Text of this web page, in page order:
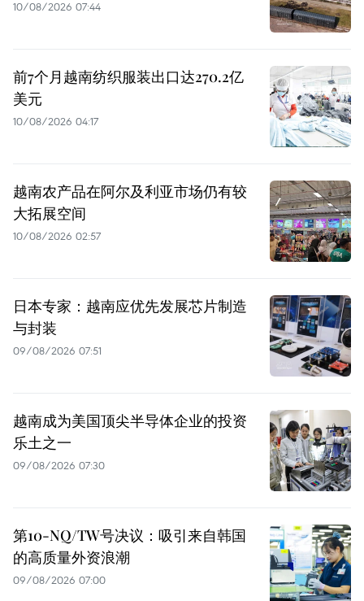
10/08/2026 07:44
前7个月越南纺织服装出口达270.2亿
美元
10/08/2026 04:17
越南农产品在阿尔及利亚市场仍有较
大拓展空间
10/08/2026 02:57
日本专家：越南应优先发展芯片制造
与封装
09/08/2026 07:51
越南成为美国顶尖半导体企业的投资
乐土之一
09/08/2026 07:30
第10-NQ/TW号决议：吸引来自韩国
的高质量外资浪潮
09/08/2026 07:00